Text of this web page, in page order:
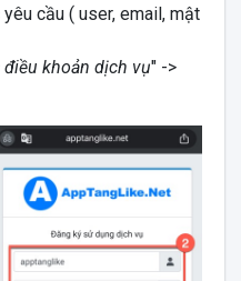
cầu ( user, email, mật
khoản dịch vụ" ->